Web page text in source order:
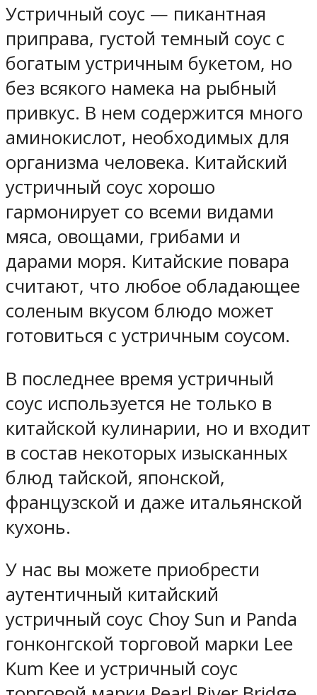
Устричный соус — пикантная
приправа, густой темный соус с
богатым устричным букетом, но
без всякого намека на рыбный
привкус. В нем содержится много
аминокислот, необходимых для
организма человека. Китайский
устричный соус хорошо
гармонирует со всеми видами
мяса, овощами, грибами и
дарами моря. Китайские повара
считают, что любое обладающее
соленым вкусом блюдо может
готовиться с устричным соусом.
В последнее время устричный
соус используется не только в
китайской кулинарии, но и входит
в состав некоторых изысканных
блюд тайской, японской,
французской и даже итальянской
кухонь.
У нас вы можете приобрести
аутентичный китайский
устричный соус Choy Sun и Panda
гонконгской торговой марки Lee
Kum Kee и устричный соус